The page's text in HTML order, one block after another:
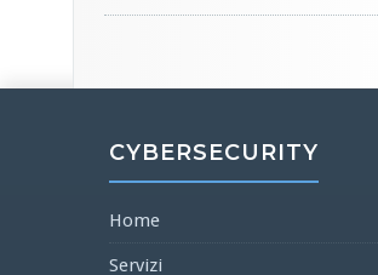
CYBERSECURITY
Home
Servizi